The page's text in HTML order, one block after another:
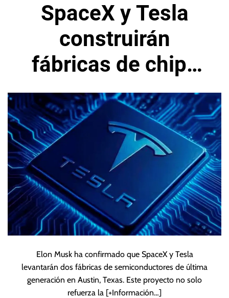
SpaceX y Tesla
construirán
fábricas de chips
avanzados en
Estados Unidos
Elon Musk ha confirmado que SpaceX y Tesla
levantarán dos fábricas de semiconductores de última
generación en Austin, Texas. Este proyecto no solo
refuerza la [+Información…]